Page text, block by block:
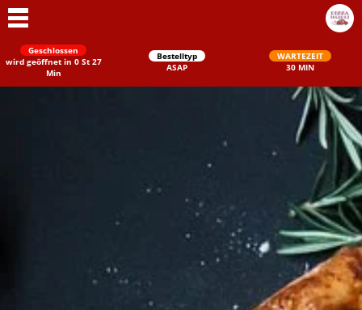
Geschlossen
wird geöffnet in 0 St 27
Min
Bestelltyp
ASAP
WARTEZEIT
30 MIN
Schließen